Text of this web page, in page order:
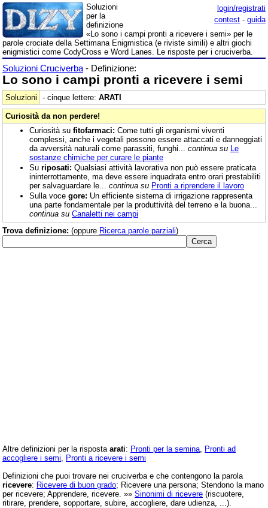
login/registrati
contest - guida
Soluzioni
per la
definizione
«Lo sono i campi pronti a ricevere i semi» per le
parole crociate della Settimana Enigmistica (e riviste simili) e altri giochi
enigmistici come CodyCross e Word Lanes. Le risposte per i cruciverba.
Soluzioni Cruciverba - Definizione:
Lo sono i campi pronti a ricevere i semi
Soluzioni - cinque lettere: ARATI
Curiosità da non perdere!
Curiosità su fitofarmaci: Come tutti gli organismi viventi
complessi, anche i vegetali possono essere attaccati e danneggiati
da avversità naturali come parassiti, funghi... continua su Le
sostanze chimiche per curare le piante
Su riposati: Qualsiasi attività lavorativa non può essere praticata
ininterrottamente, ma deve essere inquadrata entro orari prestabiliti
per salvaguardare le... continua su Pronti a riprendere il lavoro
Sulla voce gore: Un efficiente sistema di irrigazione rappresenta
una parte fondamentale per la produttività del terreno e la buona...
continua su Canaletti nei campi
Trova definizione: (oppure Ricerca parole parziali)
Altre definizioni per la risposta arati: Pronti per la semina Pronti ad
accogliere i semi
Pronti a ricevere i semi
Definizioni che puoi trovare nei cruciverba e che contengono la parola
ricevere: Ricevere di buon grado; Ricevere una persona; Stendono la mano
per ricevere; Apprendere, ricevere. »» Sinonimi di ricevere (riscuotere,
ritirare, prendere, sopportare, subire, accogliere, dare udienza, ...).